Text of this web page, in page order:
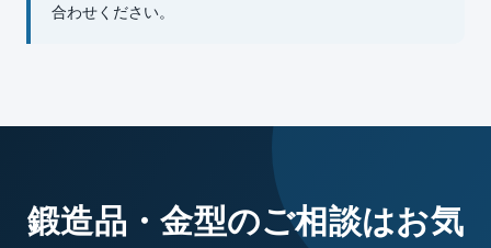
合わせください。
鍛造品・金型のご相談はお気